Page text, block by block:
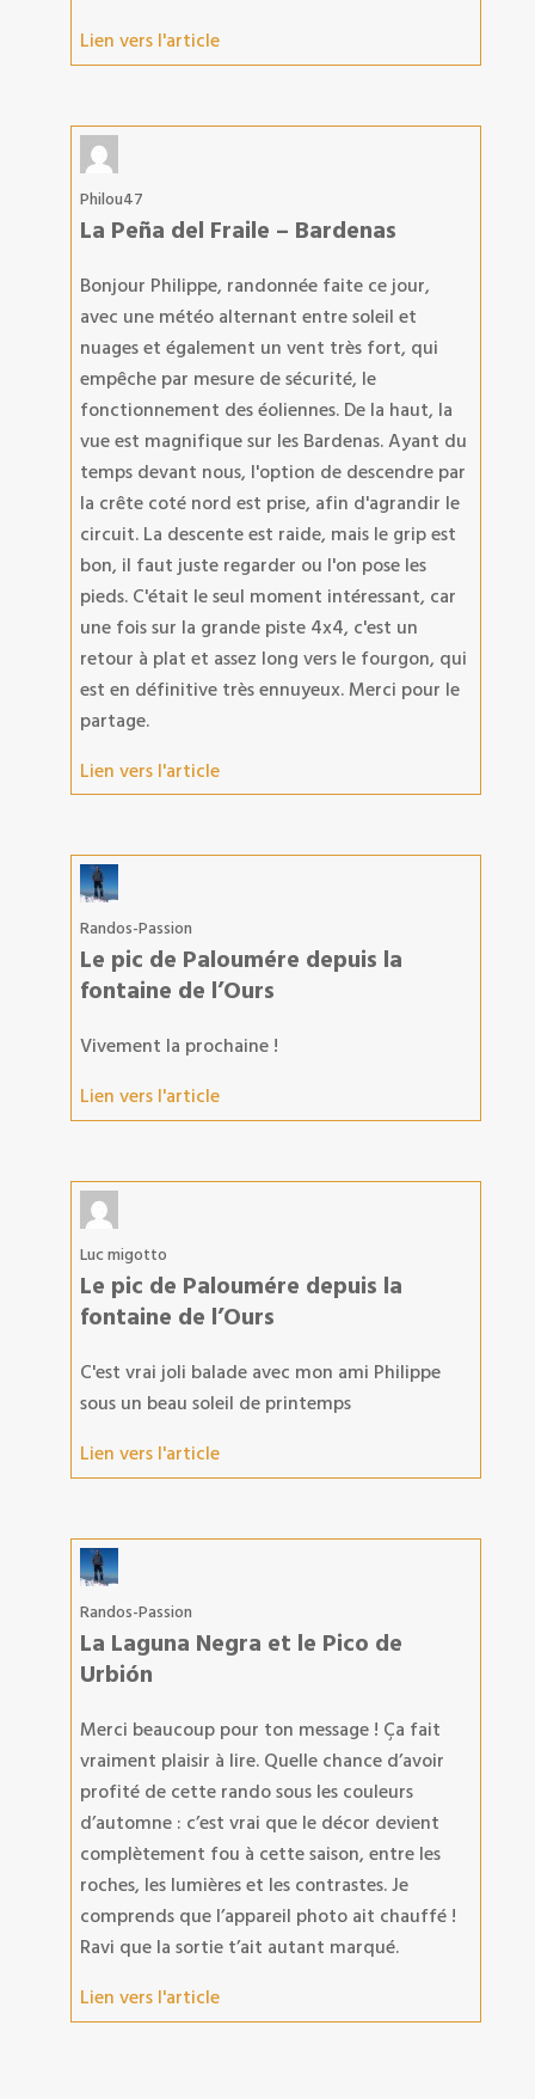
Lien vers l'article
Philou47
La Peña del Fraile – Bardenas
Bonjour Philippe, randonnée faite ce jour,
avec une météo alternant entre soleil et
nuages et également un vent très fort, qui
empêche par mesure de sécurité, le
fonctionnement des éoliennes. De la haut, la
vue est magnifique sur les Bardenas. Ayant du
temps devant nous, l'option de descendre par
la crête coté nord est prise, afin d'agrandir le
circuit. La descente est raide, mais le grip est
bon, il faut juste regarder ou l'on pose les
pieds. C'était le seul moment intéressant, car
une fois sur la grande piste 4x4, c'est un
retour à plat et assez long vers le fourgon, qui
est en définitive très ennuyeux. Merci pour le
partage.
Lien vers l'article
Randos-Passion
Le pic de Paloumére depuis la
fontaine de l’Ours
Vivement la prochaine !
Lien vers l'article
Luc migotto
Le pic de Paloumére depuis la
fontaine de l’Ours
C'est vrai joli balade avec mon ami Philippe
sous un beau soleil de printemps
Lien vers l'article
Randos-Passion
La Laguna Negra et le Pico de
Urbión
Merci beaucoup pour ton message ! Ça fait
vraiment plaisir à lire. Quelle chance d’avoir
profité de cette rando sous les couleurs
d’automne : c’est vrai que le décor devient
complètement fou à cette saison, entre les
roches, les lumières et les contrastes. Je
comprends que l’appareil photo ait chauffé !
Ravi que la sortie t’ait autant marqué.
Lien vers l'article